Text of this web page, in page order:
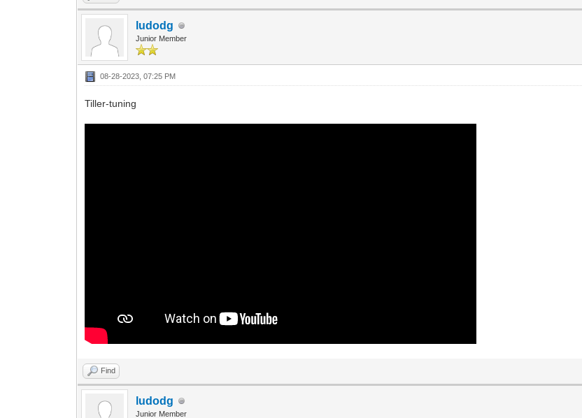
ludodg
Junior Member
08-28-2023, 07:25 PM
Tiller-tuning
Find
ludodg
Junior Member